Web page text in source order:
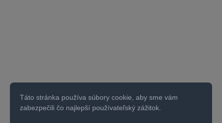
Táto stránka používa súbory cookie, aby sme vám
zabezpečili čo najlepší používateľský zážitok.